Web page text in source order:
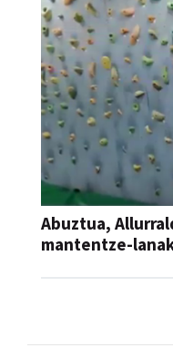
Abuztua,
mantentze-